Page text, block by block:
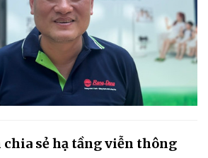
chia sẻ hạ tầng viễn thông